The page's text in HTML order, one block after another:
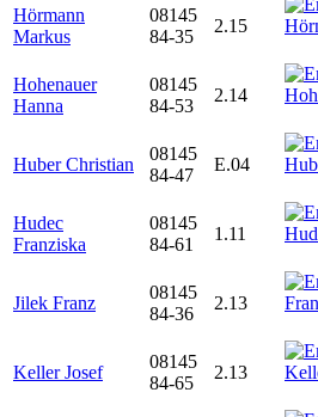
Hörmann
Markus
08145
84-35
2.15
Hohenauer
Hanna
08145
84-53
2.14
Huber Christian
08145
84-47
E.04
Hudec
Franziska
08145
84-61
1.11
Jilek Franz
08145
84-36
2.13
Keller Josef
08145
84-65
2.13